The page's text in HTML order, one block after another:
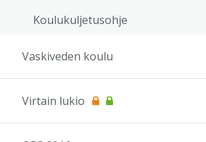
Koulukuljetusohje
Vaskiveden koulu
Virtain lukio